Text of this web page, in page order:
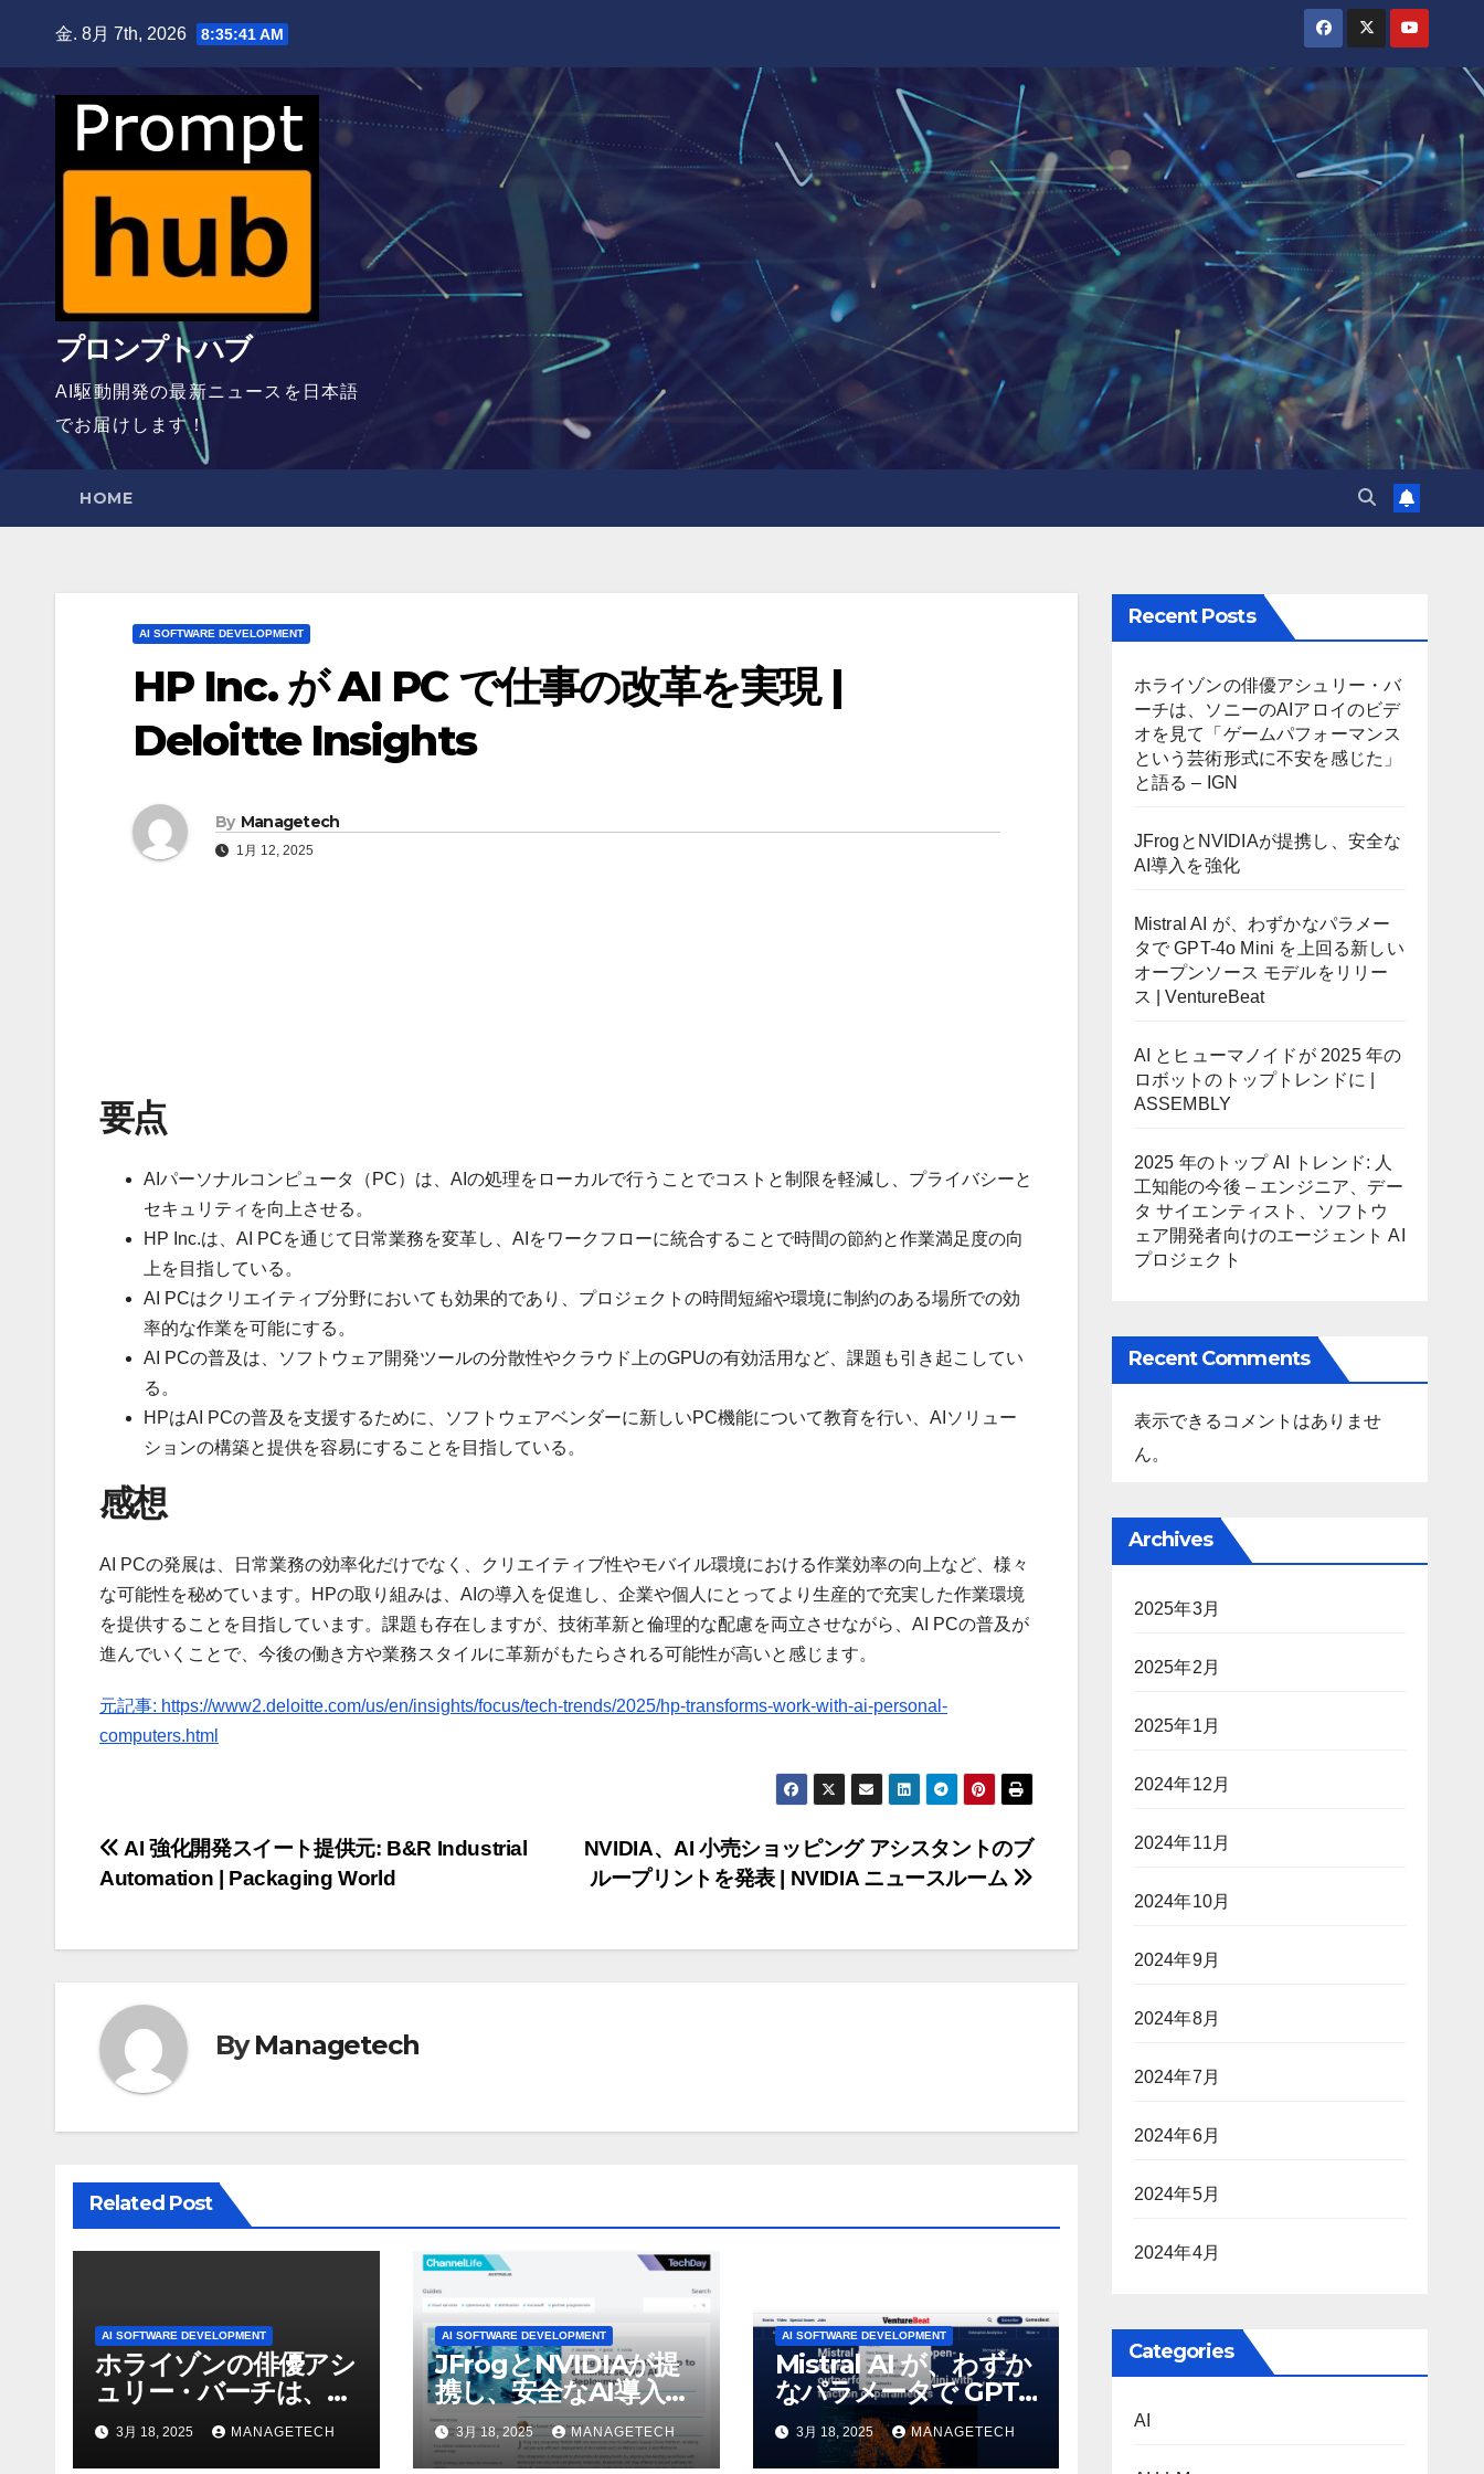
content
金. 8月 7th, 2026 8:35:41 AM
プロンプトハブ
AI駆動開発の最新ニュースを日本語
でお届けします！
HOME
AI SOFTWARE DEVELOPMENT
HP Inc. が AI PC で仕事の改革を実現 |
Deloitte Insights
By Managetech
1月 12, 2025
要点
AIパーソナルコンピュータ（PC）は、AIの処理をローカルで行うことでコストと制限を軽減し、プライバシーと
セキュリティを向上させる。
HP Inc.は、AI PCを通じて日常業務を変革し、AIをワークフローに統合することで時間の節約と作業満足度の向
上を目指している。
AI PCはクリエイティブ分野においても効果的であり、プロジェクトの時間短縮や環境に制約のある場所での効
率的な作業を可能にする。
AI PCの普及は、ソフトウェア開発ツールの分散性やクラウド上のGPUの有効活用など、課題も引き起こしてい
る。
HPはAI PCの普及を支援するために、ソフトウェアベンダーに新しいPC機能について教育を行い、AIソリュー
ションの構築と提供を容易にすることを目指している。
感想
AI PCの発展は、日常業務の効率化だけでなく、クリエイティブ性やモバイル環境における作業効率の向上など、様々
な可能性を秘めています。HPの取り組みは、AIの導入を促進し、企業や個人にとってより生産的で充実した作業環境
を提供することを目指しています。課題も存在しますが、技術革新と倫理的な配慮を両立させながら、AI PCの普及が
進んでいくことで、今後の働き方や業務スタイルに革新がもたらされる可能性が高いと感じます。
元記事: https://www2.deloitte.com/us/en/insights/focus/tech-trends/2025/hp-transforms-work-with-ai-personal-
computers.html
投
ナ
ゲ
ー
シ
ョ
ン
NVIDIA、AI 小売ショッピング アシスタントのブ
ループリントを発表 | NVIDIA ニュースルーム
AI 強化開発スイート提供元: B&R Industrial
Automation | Packaging World
ByManagetech
Related Post
AI SOFTWARE DEVELOPMENT
ホライゾンの俳優アシ
ュリー・バーチは、ソ
ニーのAIアロイのビデ
オを見て「ゲームパフ
3月 18, 2025 MANAGETECH
AI SOFTWARE DEVELOPMENT
JFrogとNVIDIAが提
携し、安全なAI導入を
強化
3月 18, 2025 MANAGETECH
AI SOFTWARE DEVELOPMENT
Mistral AI が、わずか
なパラメータで GPT-
4o Mini を上回る新し
いオープンソース モ
3月 18, 2025 MANAGETECH
Recent Posts
ホライゾンの俳優アシュリー・バ
ーチは、ソニーのAIアロイのビデ
オを見て「ゲームパフォーマンス
という芸術形式に不安を感じた」
と語る – IGN
JFrogとNVIDIAが提携し、安全な
AI導入を強化
Mistral AI が、わずかなパラメー
タで GPT-4o Mini を上回る新しい
オープンソース モデルをリリー
ス | VentureBeat
AI とヒューマノイドが 2025 年の
ロボットのトップトレンドに |
ASSEMBLY
2025 年のトップ AI トレンド: 人
工知能の今後 – エンジニア、デー
タ サイエンティスト、ソフトウ
ェア開発者向けのエージェント AI
プロジェクト
Recent Comments
表示できるコメントはありませ
ん。
Archives
2025年3月
2025年2月
2025年1月
2024年12月
2024年11月
2024年10月
2024年9月
2024年8月
2024年7月
2024年6月
2024年5月
2024年4月
Categories
AI